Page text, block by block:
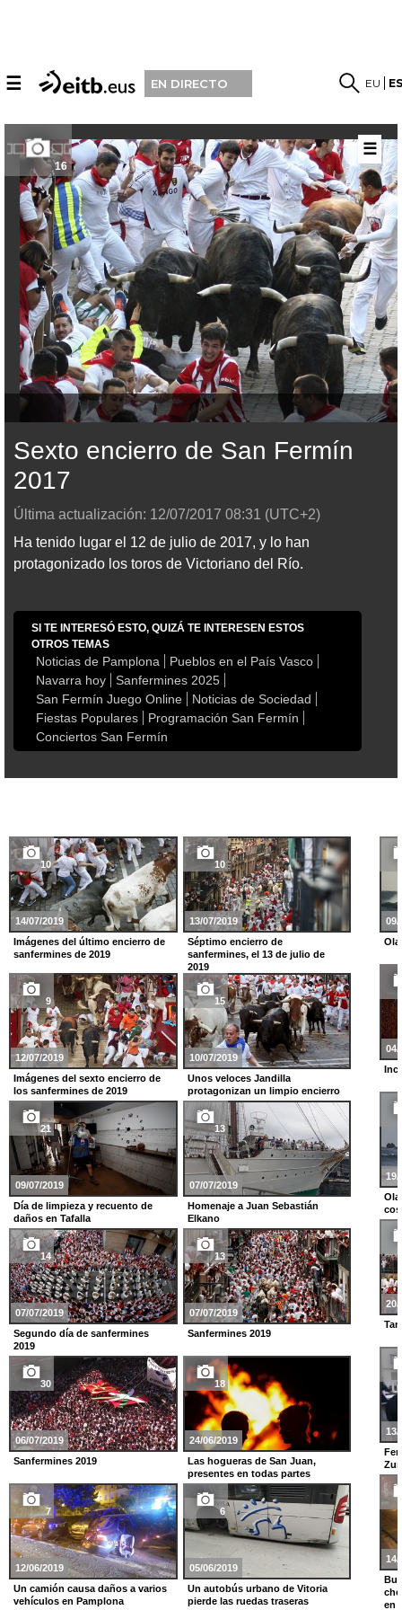
☰ EN DIRECTO EU
16
Sexto encierro de San Fermín
2017
Última actualización: 12/07/2017 08:31 (UTC+2)
Ha tenido lugar el 12 de julio de 2017, y lo han
protagonizado los toros de Victoriano del Río.
SI TE INTERESÓ ESTO, QUIZÁ TE INTERESEN ESTOS
OTROS TEMAS
Noticias de Pamplona
Pueblos en el País Vasco
Navarra hoy
Sanfermines 2025
San Fermín Juego Online
Noticias de Sociedad
Fiestas Populares
Programación San Fermín
Conciertos San Fermín
☰
10
14/07/2019
Imágenes del último encierro de
sanfermines de 2019
10
13/07/2019
Séptimo encierro de
sanfermines, el 13 de julio de
2019
9
12/07/2019
Imágenes del sexto encierro de
los sanfermines de 2019
15
10/07/2019
Unos veloces Jandilla
protagonizan un limpio encierro
21
09/07/2019
Día de limpieza y recuento de
daños en Tafalla
13
07/07/2019
Homenaje a Juan Sebastián
Elkano
14
07/07/2019
Segundo día de sanfermines
2019
13
07/07/2019
Sanfermines 2019
30
06/07/2019
Sanfermines 2019
18
24/06/2019
Las hogueras de San Juan,
presentes en todas partes
7
12/06/2019
Un camión causa daños a varios
vehículos en Pamplona
6
05/06/2019
Un autobús urbano de Vitoria
pierde las ruedas traseras
09/
04/
19/
20/
13/
14/
en